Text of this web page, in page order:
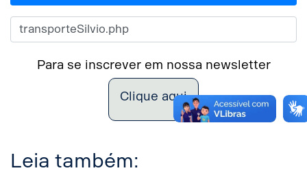
Para se inscrever em nossa newsletter
Clique aqui
Leia também: